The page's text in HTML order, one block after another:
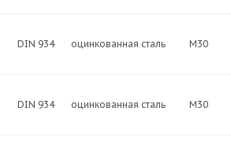
DIN 934 оцинкованная сталь М30
DIN 934 оцинкованная сталь М30